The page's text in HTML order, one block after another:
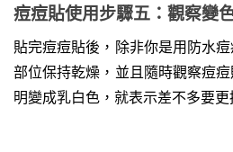
痘痘貼使用步驟五：觀察變
貼完痘痘貼後，除非你是用防水
部位保持乾燥，並且隨時觀察痘
明變成乳白色，就表示差不多要更